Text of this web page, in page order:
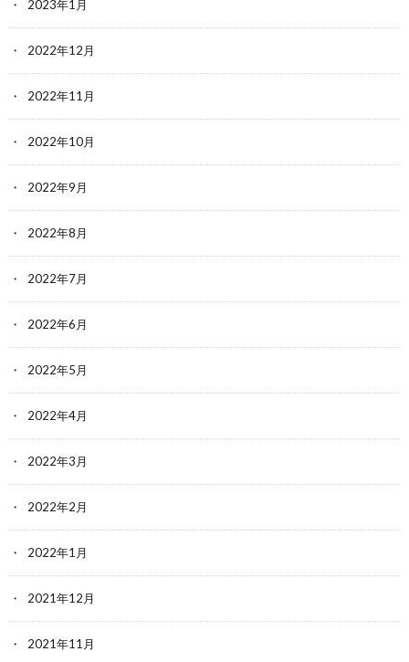
2023年1月
2022年12月
2022年11月
2022年10月
2022年9月
2022年8月
2022年7月
2022年6月
2022年5月
2022年4月
2022年3月
2022年2月
2022年1月
2021年12月
2021年11月